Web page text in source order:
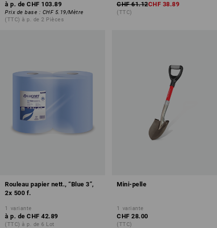
à p. de CHF 103.89
Prix de base : CHF 5.19/Mètre
(TTC) à p. de 2 Pièces
CHF 61.12CHF 38.89
(TTC)
Rouleau papier nett., “Blue 3”,
2x 500 f.
1 variante
à p. de CHF 42.89
(TTC) à p. de 6 Lot
Mini-pelle
1 variante
CHF 28.00
(TTC)